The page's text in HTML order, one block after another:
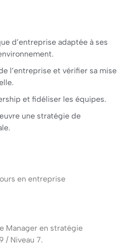
d’entreprise adaptée à ses
l’entreprise et vérifier sa mise
et fidéliser les équipes.
une stratégie de
en entreprise
Manager en stratégie
/ Niveau 7.